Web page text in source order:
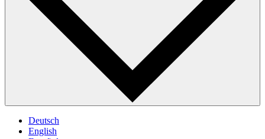
Deutsch
English